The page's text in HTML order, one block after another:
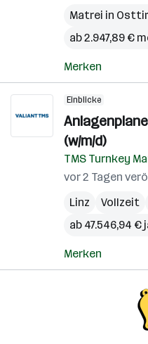
Matrei in
ab 2.947,89 €
Merken
Einblicke
(w/m/d)
TMS Turnkey
vor 2 Tagen
Linz
Vollzeit
ab 47.546,94 €
Merken